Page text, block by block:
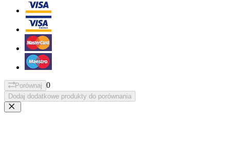
Porównaj 0
Dodaj dodatkowe produkty do porównania